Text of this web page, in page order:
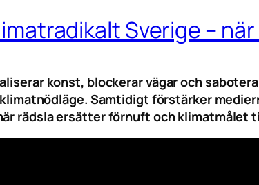
Sverige –
konst, blockerar vägar och
Samtidigt förstärker
rädsla ersätter förnuft och